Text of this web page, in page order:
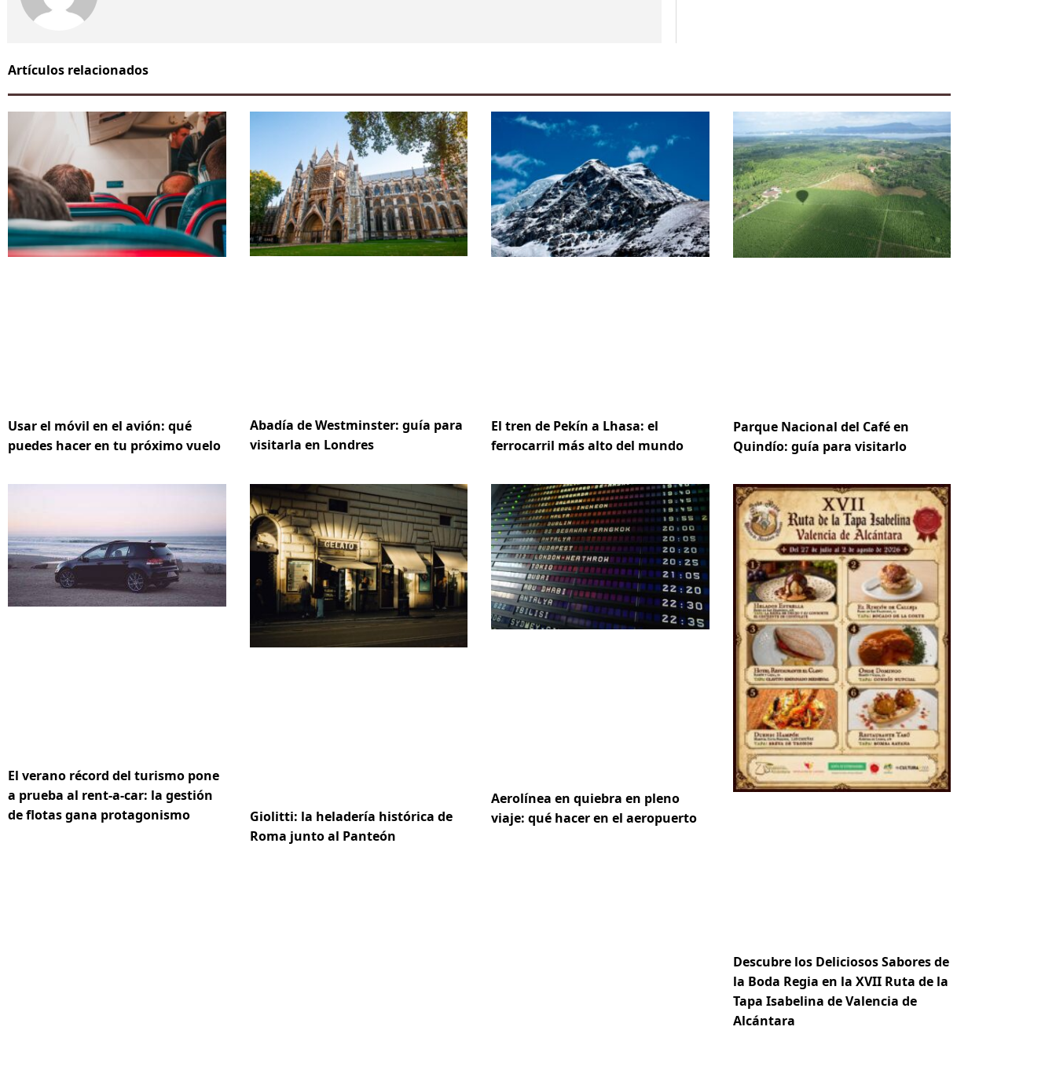
Artículos relacionados
Usar el móvil en el avión: qué
puedes hacer en tu próximo vuelo
Abadía de Westminster: guía para
visitarla en Londres
El tren de Pekín a Lhasa: el
ferrocarril más alto del mundo
Parque Nacional del Café en
Quindío: guía para visitarlo
El verano récord del turismo pone
a prueba al rent-a-car: la gestión
de flotas gana protagonismo
Giolitti: la heladería histórica de
Roma junto al Panteón
Aerolínea en quiebra en pleno
viaje: qué hacer en el aeropuerto
Descubre los Deliciosos Sabores de
la Boda Regia en la XVII Ruta de la
Tapa Isabelina de Valencia de
Alcántara